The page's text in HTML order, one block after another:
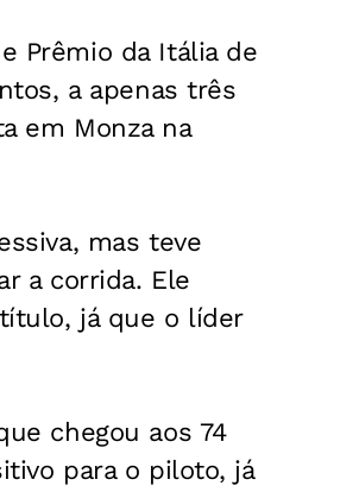
Prêmio da Itália de
a apenas três
em Monza na
mas teve
a corrida. Ele
já que o líder
chegou aos 74
para o piloto, já